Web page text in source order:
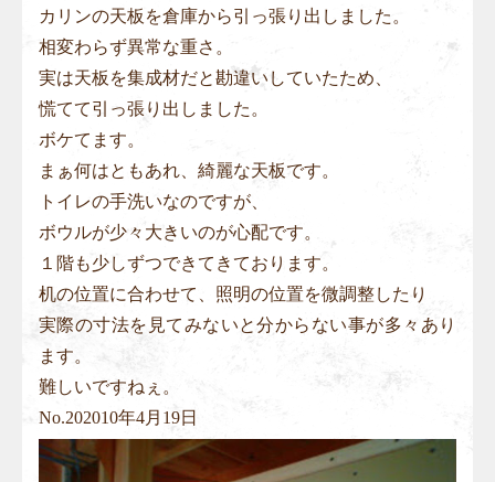
カリンの天板を倉庫から引っ張り出しました。
相変わらず異常な重さ。
実は天板を集成材だと勘違いしていたため、
慌てて引っ張り出しました。
ボケてます。
まぁ何はともあれ、綺麗な天板です。
トイレの手洗いなのですが、
ボウルが少々大きいのが心配です。
１階も少しずつできてきております。
机の位置に合わせて、照明の位置を微調整したり
実際の寸法を見てみないと分からない事が多々あり
ます。
難しいですねぇ。
No.202010年4月19日